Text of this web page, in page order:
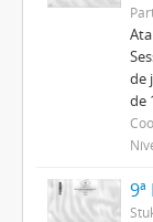
de
de